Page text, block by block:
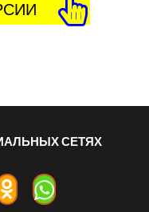
СЕТЯХ